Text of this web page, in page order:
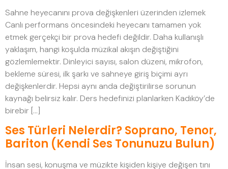
Sahne heyecanını prova değişkenleri üzerinden izlemek
Canlı performans öncesindeki heyecanı tamamen yok
etmek gerçekçi bir prova hedefi değildir. Daha kullanışlı
yaklaşım, hangi koşulda müzikal akışın değiştiğini
gözlemlemektir. Dinleyici sayısı, salon düzeni, mikrofon,
bekleme süresi, ilk şarkı ve sahneye giriş biçimi ayrı
değişkenlerdir. Hepsi aynı anda değiştirilirse sorunun
kaynağı belirsiz kalır. Ders hedefinizi planlarken Kadıköy’de
birebir […]
Ses Türleri Nelerdir? Soprano, Tenor,
Bariton (Kendi Ses Tonunuzu Bulun)
İnsan sesi, konuşma ve müzikte kişiden kişiye değişen tını